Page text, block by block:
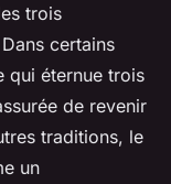
trois
certains
qui éternue trois
de revenir
traditions, le
un